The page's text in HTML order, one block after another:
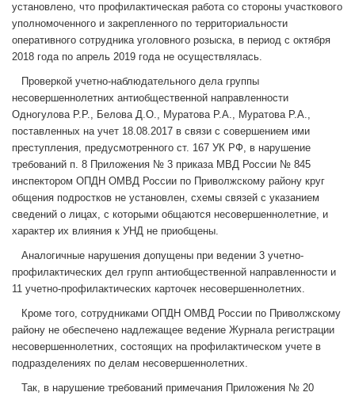
установлено, что профилактическая работа со стороны участкового
уполномоченного и закрепленного по территориальности
оперативного сотрудника уголовного розыска, в период с октября
2018 года по апрель 2019 года не осуществлялась.
Проверкой учетно-наблюдательного дела группы
несовершеннолетних антиобщественной направленности
Одногулова Р.Р., Белова Д.О., Муратова Р.А., Муратова Р.А.,
поставленных на учет 18.08.2017 в связи с совершением ими
преступления, предусмотренного ст. 167 УК РФ, в нарушение
требований п. 8 Приложения № 3 приказа МВД России № 845
инспектором ОПДН ОМВД России по Приволжскому району круг
общения подростков не установлен, схемы связей с указанием
сведений о лицах, с которыми общаются несовершеннолетние, и
характер их влияния к УНД не приобщены.
Аналогичные нарушения допущены при ведении 3 учетно-
профилактических дел групп антиобщественной направленности и
11 учетно-профилактических карточек несовершеннолетних.
Кроме того, сотрудниками ОПДН ОМВД России по Приволжскому
району не обеспечено надлежащее ведение Журнала регистрации
несовершеннолетних, состоящих на профилактическом учете в
подразделениях по делам несовершеннолетних.
Так, в нарушение требований примечания Приложения № 20